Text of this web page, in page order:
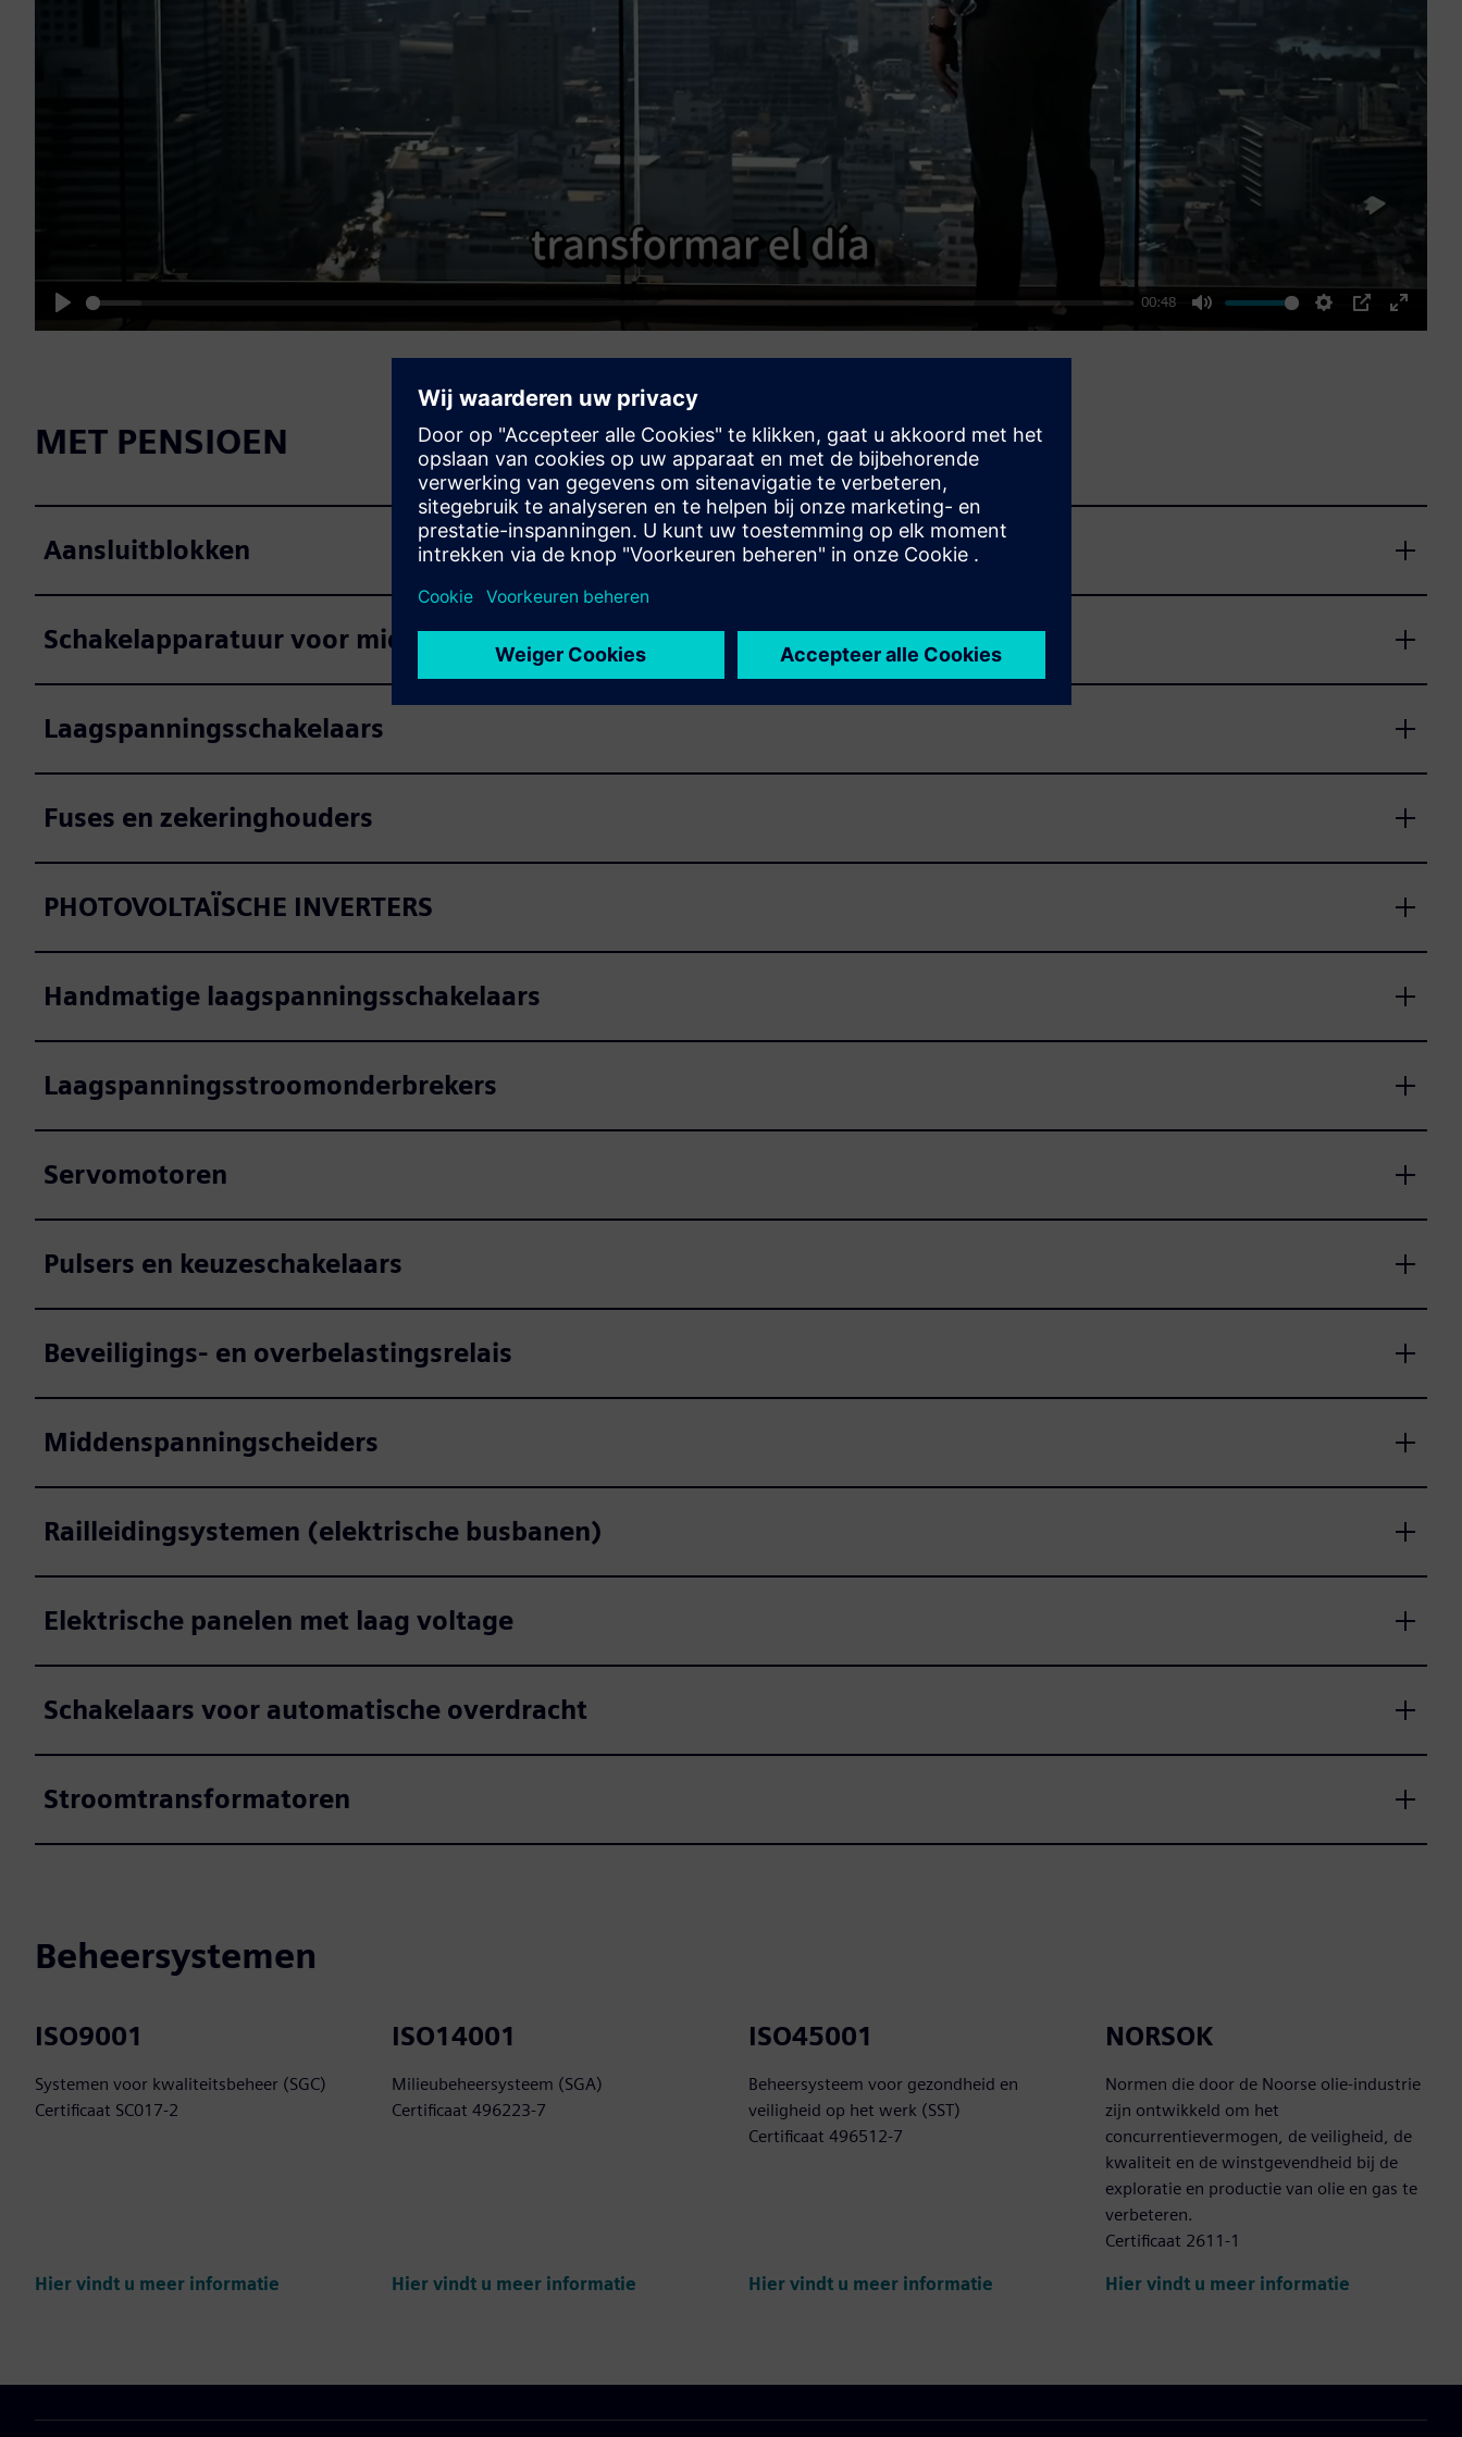
Play
00:48
Mute Settings
PIP
Enter
MET PENSIOEN
Aansluitblokken
Schakelapparatuur voor middenspanning
Laagspanningsschakelaars
Fuses en zekeringhouders
PHOTOVOLTAÏSCHE INVERTERS
Handmatige laagspanningsschakelaars
Laagspanningsstroomonderbrekers
Servomotoren
Pulsers en keuzeschakelaars
Beveiligings- en overbelastingsrelais
Middenspanningscheiders
Railleidingsystemen (elektrische busbanen)
Elektrische panelen met laag voltage
Schakelaars voor automatische overdracht
Stroomtransformatoren
Beheersystemen
ISO9001
Systemen voor kwaliteitsbeheer (SGC)
Certificaat SC017-2
Hier vindt u meer informatie
ISO14001
Milieubeheersysteem (SGA)
Certificaat 496223-7
Hier vindt u meer informatie
ISO45001
Beheersysteem voor gezondheid en
veiligheid op het werk (SST)
Certificaat 496512-7
Hier vindt u meer informatie
NORSOK
Normen die door de Noorse olie-industrie
zijn ontwikkeld om het
concurrentievermogen, de veiligheid, de
kwaliteit en de winstgevendheid bij de
exploratie en productie van olie en gas te
verbeteren.
Certificaat 2611-1
Hier vindt u meer informatie